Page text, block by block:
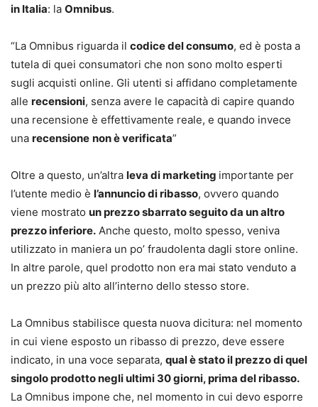
in Italia: la Omnibus.
“La Omnibus riguarda il codice del consumo, ed è posta a
tutela di quei consumatori che non sono molto esperti
sugli acquisti online. Gli utenti si affidano completamente
alle recensioni, senza avere le capacità di capire quando
una recensione è effettivamente reale, e quando invece
una recensione non è verificata”
Oltre a questo, un’altra leva di marketing importante per
l’utente medio è l’annuncio di ribasso, ovvero quando
viene mostrato un prezzo sbarrato seguito da un altro
prezzo inferiore. Anche questo, molto spesso, veniva
utilizzato in maniera un po’ fraudolenta dagli store online.
In altre parole, quel prodotto non era mai stato venduto a
un prezzo più alto all’interno dello stesso store.
La Omnibus stabilisce questa nuova dicitura: nel momento
in cui viene esposto un ribasso di prezzo, deve essere
indicato, in una voce separata, qual è stato il prezzo di quel
singolo prodotto negli ultimi 30 giorni, prima del ribasso.
La Omnibus impone che, nel momento in cui devo esporre